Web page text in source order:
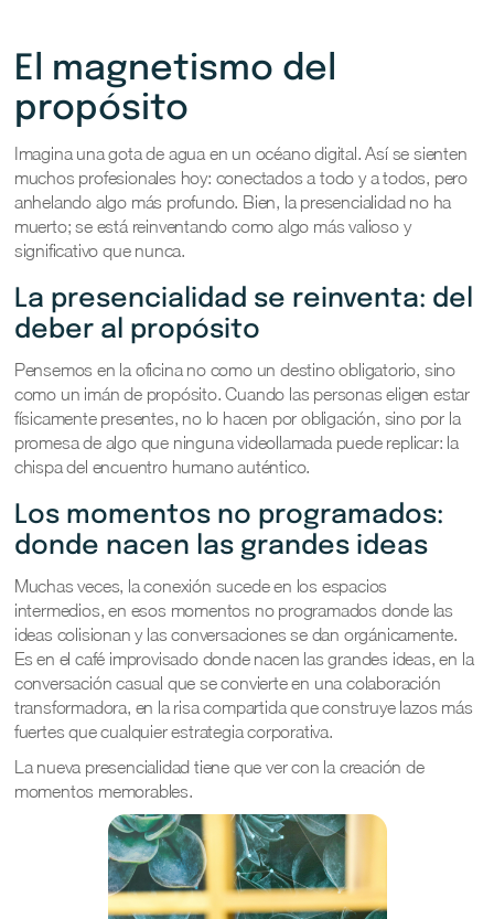
El magnetismo del
propósito
Imagina una gota de agua en un océano digital. Así se sienten
muchos profesionales hoy: conectados a todo y a todos, pero
anhelando algo más profundo. Bien, la presencialidad no ha
muerto; se está reinventando como algo más valioso y
significativo que nunca.
La presencialidad se reinventa: del
deber al propósito
Pensemos en la oficina no como un destino obligatorio, sino
como un imán de propósito. Cuando las personas eligen estar
físicamente presentes, no lo hacen por obligación, sino por la
promesa de algo que ninguna videollamada puede replicar: la
chispa del encuentro humano auténtico.
Los momentos no programados:
donde nacen las grandes ideas
Muchas veces, la conexión sucede en los espacios
intermedios, en esos momentos no programados donde las
ideas colisionan y las conversaciones se dan orgánicamente.
Es en el café improvisado donde nacen las grandes ideas, en la
conversación casual que se convierte en una colaboración
transformadora, en la risa compartida que construye lazos más
fuertes que cualquier estrategia corporativa.
La nueva presencialidad tiene que ver con la creación de
momentos memorables.